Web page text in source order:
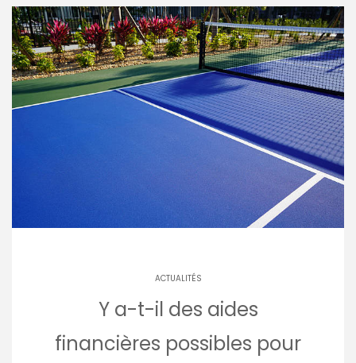
ACTUALITÉS
Y a-t-il des aides
financières possibles pour